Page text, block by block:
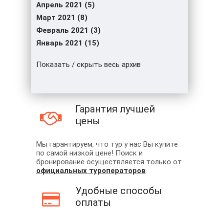
Апрель 2021 (5)
Март 2021 (8)
Февраль 2021 (3)
Январь 2021 (15)
Показать / скрыть весь архив
Гарантия лучшей
цены
Мы гарантируем, что тур у нас Вы купите
по самой низкой цене! Поиск и
бронирование осуществляется только от
официальных туроператоров.
Удобные способы
оплаты